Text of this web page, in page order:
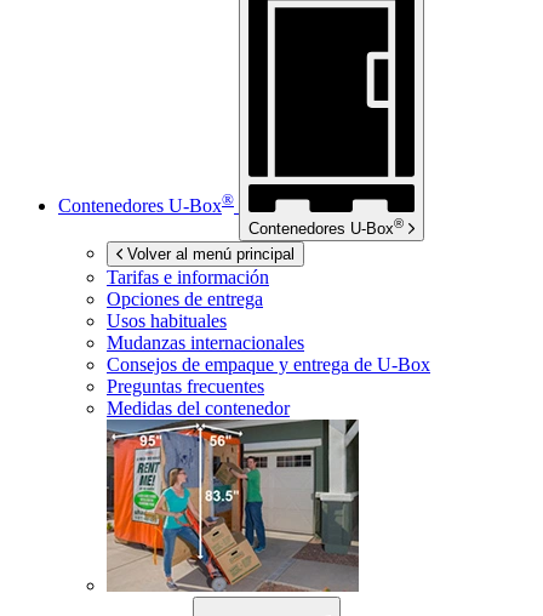
Contenedores U-Box®
Contenedores U-Box®
Volver al menú principal
Tarifas e información
Opciones de entrega
Usos habituales
Mudanzas internacionales
Consejos de empaque y entrega de U-Box
Preguntas frecuentes
Medidas del contenedor